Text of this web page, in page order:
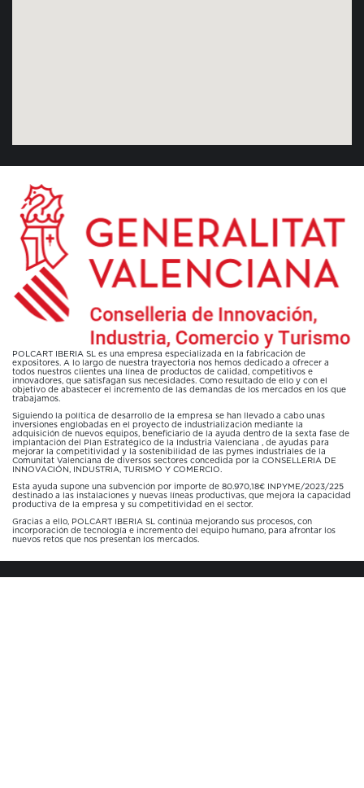
POLCART IBERIA SL es una empresa especializada en la fabricación de
expositores. A lo largo de nuestra trayectoria nos hemos dedicado a ofrecer a
todos nuestros clientes una línea de productos de calidad, competitivos e
innovadores, que satisfagan sus necesidades. Como resultado de ello y con el
objetivo de abastecer el incremento de las demandas de los mercados en los que
trabajamos.
Siguiendo la política de desarrollo de la empresa se han llevado a cabo unas
inversiones englobadas en el proyecto de industrialización mediante la
adquisición de nuevos equipos, beneficiario de la ayuda dentro de la sexta fase de
implantación del Plan Estratégico de la Industria Valenciana , de ayudas para
mejorar la competitividad y la sostenibilidad de las pymes industriales de la
Comunitat Valenciana de diversos sectores concedida por la CONSELLERIA DE
INNOVACIÓN, INDUSTRIA, TURISMO Y COMERCIO.
Esta ayuda supone una subvención por importe de 80.970,18€ INPYME/2023/225
destinado a las instalaciones y nuevas líneas productivas, que mejora la capacidad
productiva de la empresa y su competitividad en el sector.
Gracias a ello, POLCART IBERIA SL continúa mejorando sus procesos, con
incorporación de tecnología e incremento del equipo humano, para afrontar los
nuevos retos que nos presentan los mercados.